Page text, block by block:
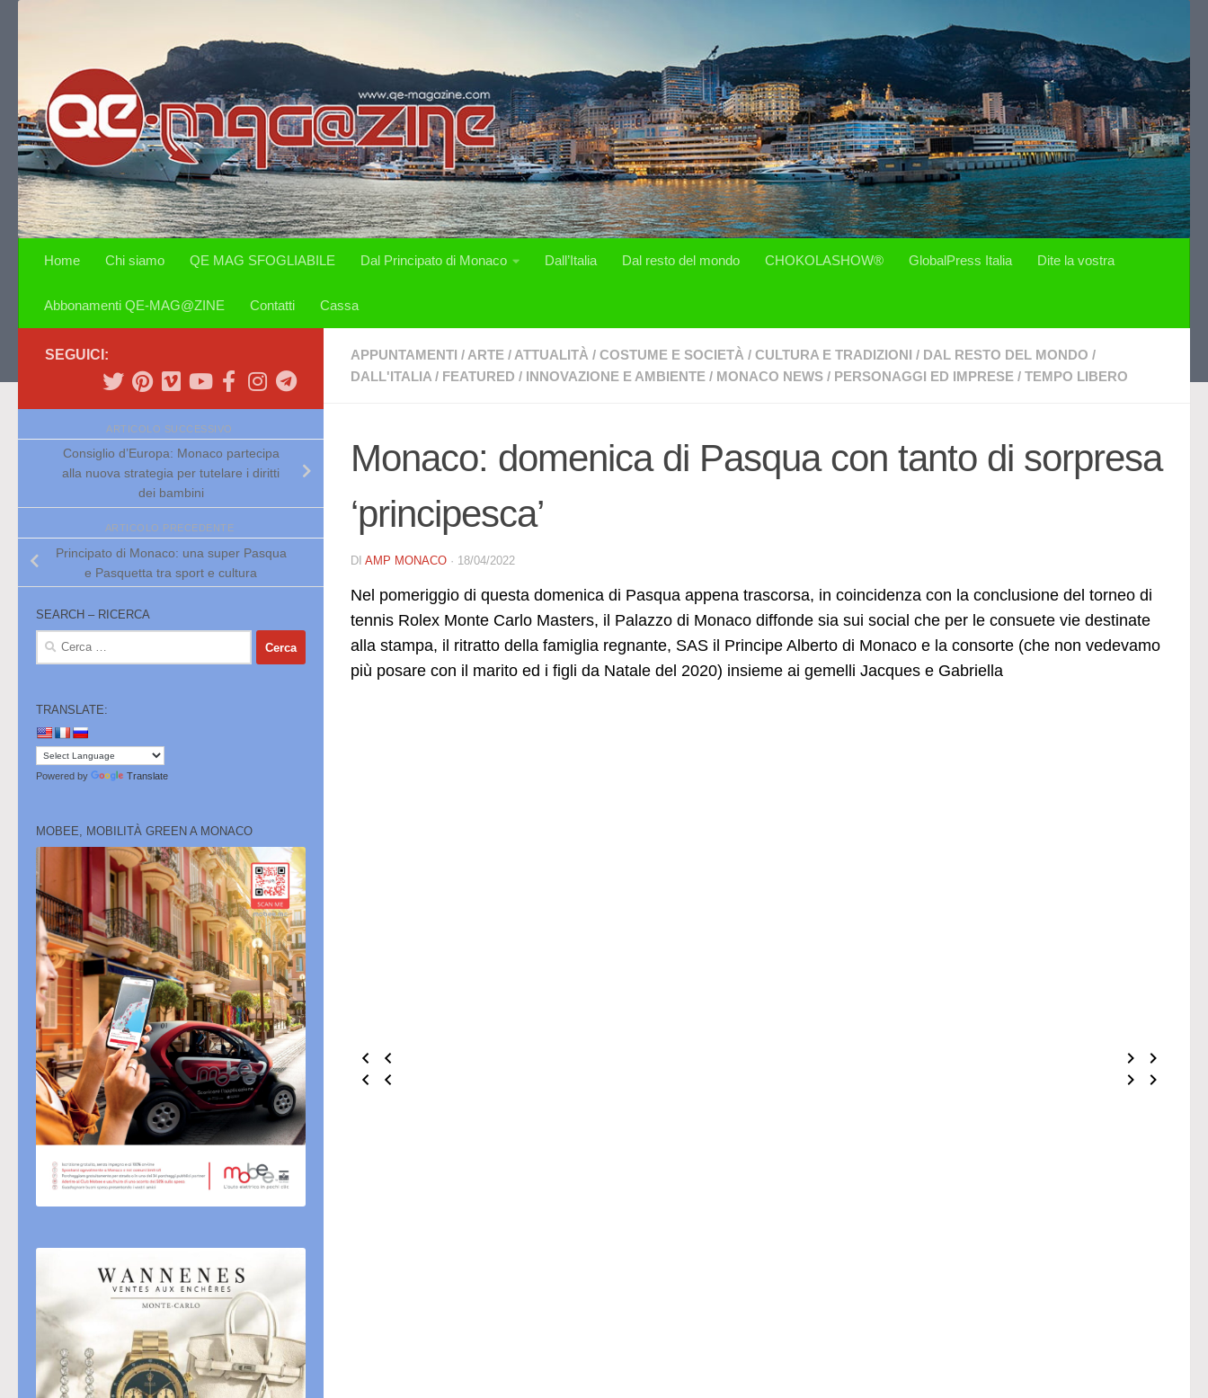
Home Chi siamo QE MAG SFOGLIABILE Dal Principato di Monaco Dall’Italia Dal resto del mondo CHOKOLASHOW® GlobalPress Italia Dite la vostra
Abbonamenti QE-MAG@ZINE Contatti Cassa
APPUNTAMENTI / ARTE / ATTUALITÀ / COSTUME E SOCIETÀ / CULTURA E TRADIZIONI / DAL RESTO DEL MONDO /
DALL'ITALIA / FEATURED / INNOVAZIONE E AMBIENTE / MONACO NEWS / PERSONAGGI ED IMPRESE / TEMPO LIBERO
Monaco: domenica di Pasqua con tanto di sorpresa
‘principesca’
DI AMP MONACO · 18/04/2022
Nel pomeriggio di questa domenica di Pasqua appena trascorsa, in coincidenza con la conclusione del torneo di
tennis Rolex Monte Carlo Masters, il Palazzo di Monaco diffonde sia sui social che per le consuete vie destinate
alla stampa, il ritratto della famiglia regnante, SAS il Principe Alberto di Monaco e la consorte (che non vedevamo
più posare con il marito ed i figli da Natale del 2020) insieme ai gemelli Jacques e Gabriella
SEGUICI:
ARTICOLO SUCCESSIVO
Consiglio d’Europa: Monaco partecipa
alla nuova strategia per tutelare i diritti
dei bambini
ARTICOLO PRECEDENTE
Principato di Monaco: una super Pasqua
e Pasquetta tra sport e cultura
SEARCH – RICERCA
Ricerca
TRANSLATE:
Powered by Translate
MOBEE, MOBILITÀ GREEN A MONACO